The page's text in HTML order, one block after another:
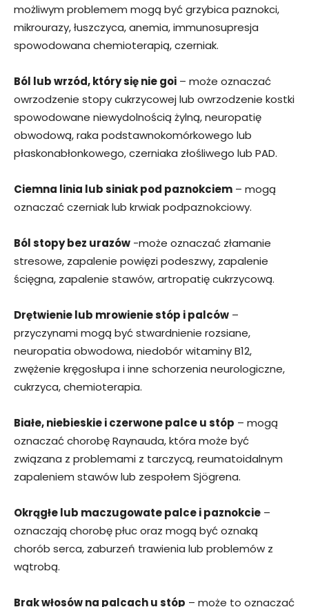
możliwym problemem mogą być grzybica paznokci,
mikrourazy, łuszczyca, anemia, immunosupresja
spowodowana chemioterapią, czerniak.
Ból lub wrzód, który się nie goi – może oznaczać
owrzodzenie stopy cukrzycowej lub owrzodzenie kostki
spowodowane niewydolnością żylną, neuropatię
obwodową, raka podstawnokomórkowego lub
płaskonabłonkowego, czerniaka złośliwego lub PAD.
Ciemna linia lub siniak pod paznokciem – mogą
oznaczać czerniak lub krwiak podpaznokciowy.
Ból stopy bez urazów -może oznaczać złamanie
stresowe, zapalenie powięzi podeszwy, zapalenie
ścięgna, zapalenie stawów, artropatię cukrzycową.
Drętwienie lub mrowienie stóp i palców –
przyczynami mogą być stwardnienie rozsiane,
neuropatia obwodowa, niedobór witaminy B12,
zwężenie kręgosłupa i inne schorzenia neurologiczne,
cukrzyca, chemioterapia.
Białe, niebieskie i czerwone palce u stóp – mogą
oznaczać chorobę Raynauda, która może być
związana z problemami z tarczycą, reumatoidalnym
zapaleniem stawów lub zespołem Sjögrena.
Okrągłe lub maczugowate palce i paznokcie –
oznaczają chorobę płuc oraz mogą być oznaką
chorób serca, zaburzeń trawienia lub problemów z
wątrobą.
Brak włosów na palcach u stóp – może to oznaczać